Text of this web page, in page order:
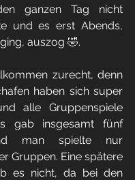
ganzen Tag nicht
und es erst Abends,
auszog 🤣.
zurecht, denn
haben sich super
alle Gruppenspiele
gab insgesamt fünf
man spielte nur
Gruppen. Eine spätere
es nicht, da bei den